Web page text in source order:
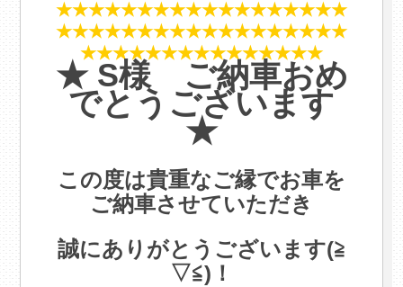
★★★★★★★★★★★★★★★★★★
★★★★★★★★★★★★★★★★★★
★★★★★★★★★★★★★★★
★ S様 ご納車おめ
でとうございます
★
この度は貴重なご縁でお車を
ご納車させていただき
誠にありがとうございます(≧
▽≦)！